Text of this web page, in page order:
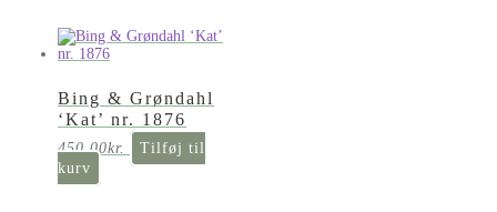
Bing & Grøndahl
‘Kat’ nr. 1876
450,00kr.
Tilføj til
kurv